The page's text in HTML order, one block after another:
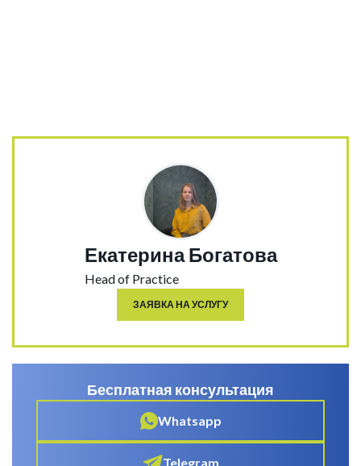
Екатерина Богатова
Head of Practice
ЗАЯВКА НА УСЛУГУ
Бесплатная консультация
Whatsapp
Telegram